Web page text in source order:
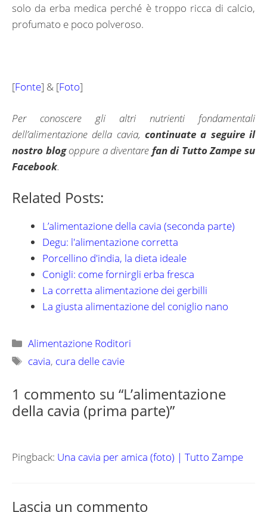
solo da erba medica perché è troppo ricca di calcio,
profumato e poco polveroso.
[Fonte] & [Foto]
Per conoscere gli altri nutrienti fondamentali
dell’alimentazione della cavia, continuate a seguire il
nostro blogoppure a diventare fan di Tutto Zampe su
Facebook.
Related Posts:
L’alimentazione della cavia (seconda parte)
Degu: l'alimentazione corretta
Porcellino d'india, la dieta ideale
Conigli: come fornirgli erba fresca
La corretta alimentazione dei gerbilli
La giusta alimentazione del coniglio nano
Categorie
Alimentazione Roditori
Tag
cavia, cura delle cavie
1 commento su “L’alimentazione
della cavia (prima parte)”
Pingback: Una cavia per amica (foto) | Tutto Zampe
Lascia un commento